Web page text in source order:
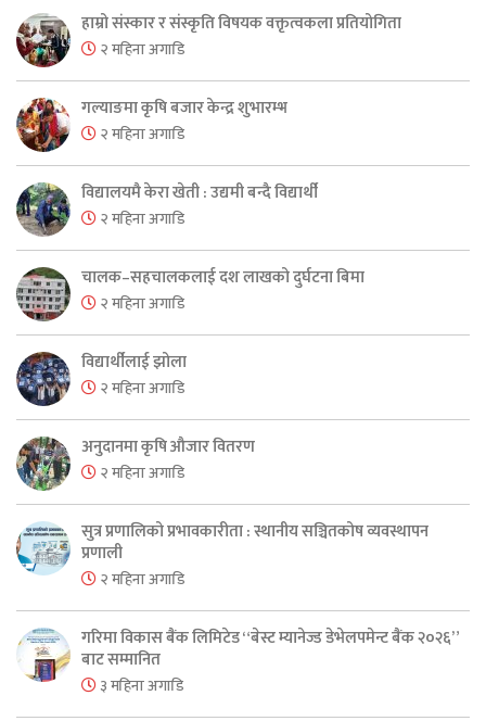
हाम्रो संस्कार र संस्कृति विषयक वक्तृत्वकला प्रतियोगिता
२ महिना अगाडि
गल्याङमा कृषि बजार केन्द्र शुभारम्भ
२ महिना अगाडि
विद्यालयमै केरा खेती : उद्यमी बन्दै विद्यार्थी
२ महिना अगाडि
चालक–सहचालकलाई दश लाखको दुर्घटना बिमा
२ महिना अगाडि
विद्यार्थीलाई झोला
२ महिना अगाडि
अनुदानमा कृषि औजार वितरण
२ महिना अगाडि
सुत्र प्रणालिको प्रभावकारीता : स्थानीय सञ्चितकोष व्यवस्थापन
प्रणाली
२ महिना अगाडि
गरिमा विकास बैंक लिमिटेड “बेस्ट म्यानेज्ड डेभेलपमेन्ट बैंक २०२६”
बाट सम्मानित
३ महिना अगाडि